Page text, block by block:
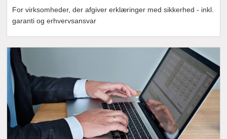
For virksomheder, der afgiver erklæringer med sikkerhed - inkl.
garanti og erhvervsansvar